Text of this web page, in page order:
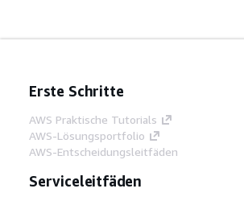
Erste Schritte
AWS Praktische Tutorials
AWS-Lösungsportfolio
AWS-Entscheidungsleitfäden
Serviceleitfäden